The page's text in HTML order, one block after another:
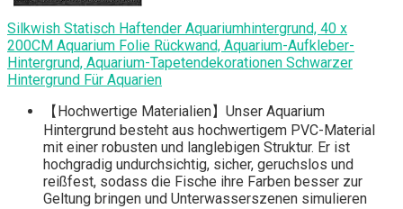
Silkwish Statisch Haftender Aquariumhintergrund, 40 x
200CM Aquarium Folie Rückwand, Aquarium-Aufkleber-
Hintergrund, Aquarium-Tapetendekorationen Schwarzer
Hintergrund Für Aquarien
【Hochwertige Materialien】Unser Aquarium
Hintergrund besteht aus hochwertigem PVC-Material
mit einer robusten und langlebigen Struktur. Er ist
hochgradig undurchsichtig, sicher, geruchslos und
reißfest, sodass die Fische ihre Farben besser zur
Geltung bringen und Unterwasserszenen simulieren